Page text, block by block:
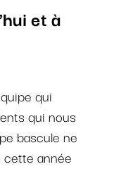
et à
qui
qui nous
bascule ne
cette année